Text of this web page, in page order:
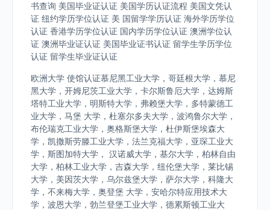
书查询 美国毕业证认证 美国学历认证流程 美国文凭认
证 纽约学历学位认证 美 国留学学历认证 海外学历学位
认证 香港学历学位认证 国内学历学位认证 澳洲学位认
证 澳洲毕业证认证 美国毕业证书认证 留学生学历学位
认证 留学生毕业证认证
欧洲大学 使馆认证慕尼黑工业大学，哥廷根大学，慕尼
黑大学，开姆尼茨工业大学，卡尔斯鲁厄大学，达姆斯
塔特工业大学，明斯特大学，弗赖堡大学，多特蒙德工
业大学，马堡 大学，杜塞尔多夫大学，波鸿鲁尔大学，
布伦瑞克工业大学，奥格斯堡大学，杜伊斯堡埃森大
学，凯撒斯劳滕工业大学，法兰克福大学，亚琛工业大
学，斯图加特大学， 汉诺威大学，基尔大学，柏林自由
大学，柏林工业大学，吉森大学，纽伦堡大学，莱比锡
大学，美因茨大学，乌尔兹堡大学，萨尔大学，科隆大
学，不来梅大学，奥登堡 大学，安哈尔特应用技术大
学，波恩大学，勃兰登堡工业大学，德累斯顿工业大